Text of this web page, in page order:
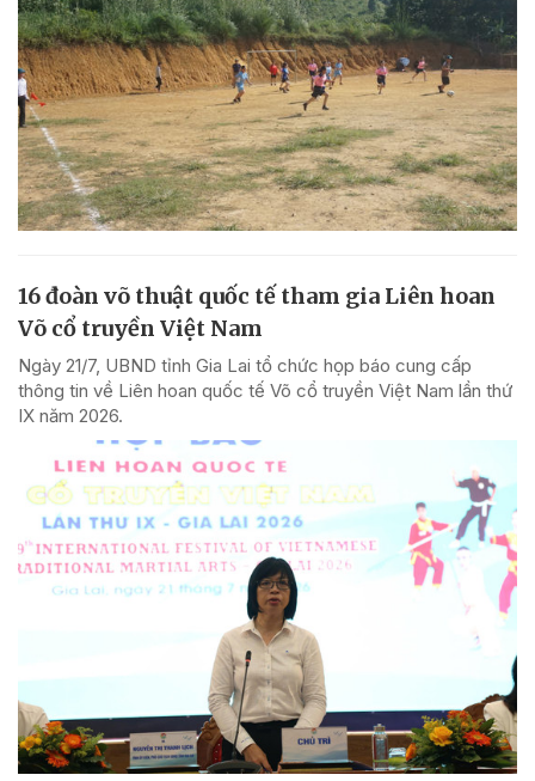
16 đoàn võ thuật quốc tế tham gia Liên hoan
Võ cổ truyền Việt Nam
Ngày 21/7, UBND tỉnh Gia Lai tổ chức họp báo cung cấp
thông tin về Liên hoan quốc tế Võ cổ truyền Việt Nam lần thứ
IX năm 2026.